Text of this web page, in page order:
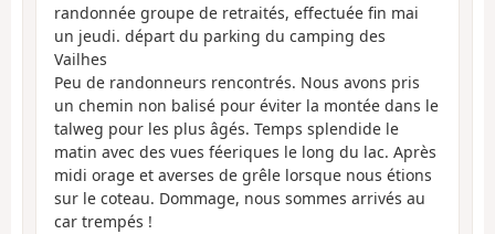
randonnée groupe de retraités, effectuée fin mai
un jeudi. départ du parking du camping des
Vailhes
Peu de randonneurs rencontrés. Nous avons pris
un chemin non balisé pour éviter la montée dans le
talweg pour les plus âgés. Temps splendide le
matin avec des vues féeriques le long du lac. Après
midi orage et averses de grêle lorsque nous étions
sur le coteau. Dommage, nous sommes arrivés au
car trempés !